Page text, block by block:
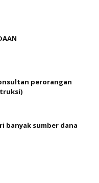
perorangan
banyak sumber dana